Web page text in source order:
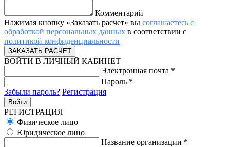
Комментарий
Нажимая кнопку «Заказать расчет» вы соглашаетесь с
обработкой персональных данных в соответствии с
политикой конфиденциальности
ВОЙТИ В ЛИЧНЫЙ КАБИНЕТ
Электронная почта *
Пароль *
Забыли пароль? Регистрация
РЕГИСТРАЦИЯ
Физическое лицо
Юридическое лицо
Название организации *